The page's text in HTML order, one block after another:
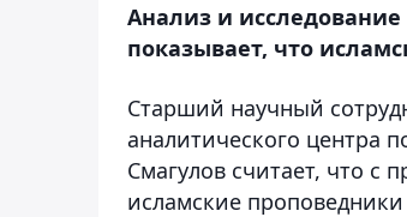
Анализ и
показывает, что
Старший научный
аналитического центра
Смагулов считает, что с
исламские